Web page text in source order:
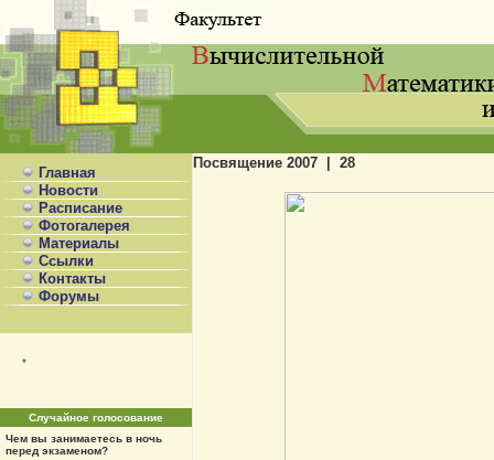
Главная
Новости
Расписание
Фотогалерея
Материалы
Ссылки
Контакты
Форумы
*
Посвящение 2007 | 28
Случайное голосование
Чем вы занимаетесь в ночь
перед экзаменом?